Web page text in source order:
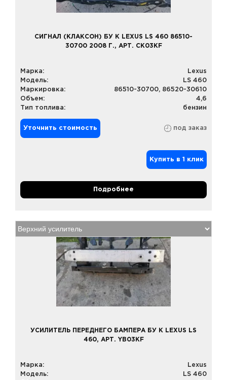
СИГНАЛ (КЛАКСОН) БУ К LEXUS LS 460 86510-
30700 2008 Г., АРТ. CK03KF
Марка:
Lexus
Модель:
LS 460
Маркировка:
86510-30700, 86520-30610
Объем:
4,6
Тип топлива:
бензин
Уточнить стоимость под заказ
Купить в 1 клик
Подробнее
УСИЛИТЕЛЬ ПЕРЕДНЕГО БАМПЕРА БУ К LEXUS LS
460, АРТ. YB03KF
Марка:
Lexus
Модель:
LS 460